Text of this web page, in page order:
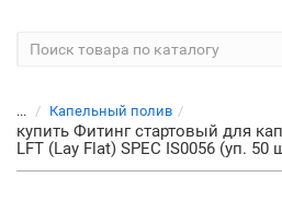
... Капельный полив
купить Фитинг стартовый для
LFT (Lay Flat) SPEC IS0056 (уп. 50